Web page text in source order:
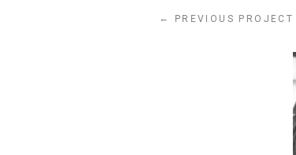
← PREVIOUS PROJECT